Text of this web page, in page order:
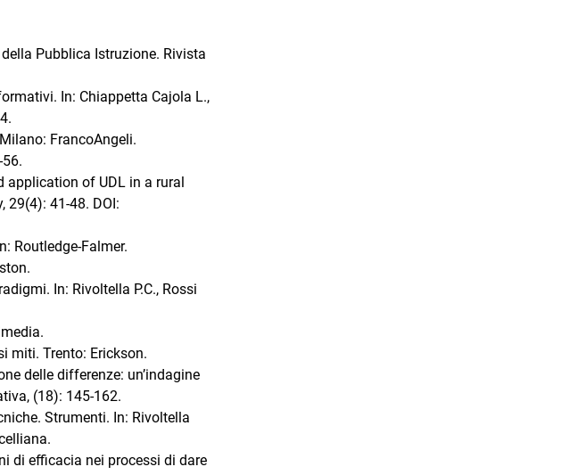
Pubblica Istruzione. Rivista
In: Chiappetta Cajola L.,
FrancoAngeli.
application of UDL in a rural
29(4): 41-48. DOI:
Routledge-Falmer.
In: Rivoltella P.C., Rossi
miti. Trento: Erickson.
delle differenze: un’indagine
(18): 145-162.
Strumenti. In: Rivoltella
di efficacia nei processi di dare